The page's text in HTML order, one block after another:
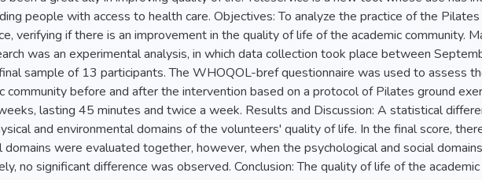
people with access to health care. Objectives: To analyze the practice of the
verifying if there is an improvement in the quality of life of the academic community.
was an experimental analysis, in which data collection took place between
sample of 13 participants. The WHOQOL-bref questionnaire was used to assess
community before and after the intervention based on a protocol of Pilates ground
lasting 45 minutes and twice a week. Results and Discussion: A statistical
and environmental domains of the volunteers' quality of life. In the final score,
domains were evaluated together, however, when the psychological and social
no significant difference was observed. Conclusion: The quality of life of the